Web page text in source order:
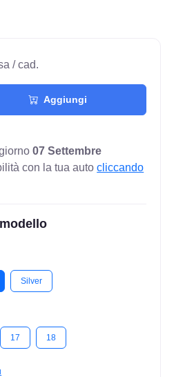
/ cad.
Aggiungi
07 Settembre
con la tua autocliccando
Silver
17 18